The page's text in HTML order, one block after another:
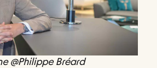
@Philippe Bréard